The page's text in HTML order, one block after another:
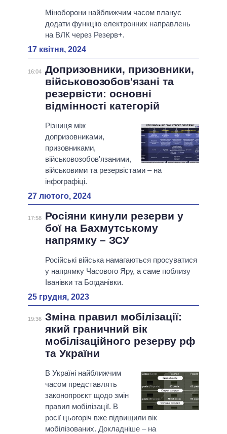
Міноборони найближчим часом планує
додати функцію електронних направлень
на ВЛК через Резерв+.
17 квітня, 2024
16:04 Допризовники, призовники,
військовозобов'язані та
резервісти: основні
відмінності категорій
Різниця між
допризовниками,
призовниками,
військовозобов'язаними,
військовими та резервістами – на
інфографіці.
27 лютого, 2024
17:58
Росіяни кинули резерви у
бої на Бахмутському
напрямку – ЗСУ
Російські війська намагаються просуватися
у напрямку Часового Яру, а саме поблизу
Іванівки та Богданівки.
25 грудня, 2023
19:36 Зміна правил мобілізації:
який граничний вік
мобілізаційного резерву рф
та України
В Україні найближчим
часом представлять
законопроєкт щодо змін
правил мобілізації. В
росії цьогоріч вже підвищили вік
мобілізованих. Докладніше – на